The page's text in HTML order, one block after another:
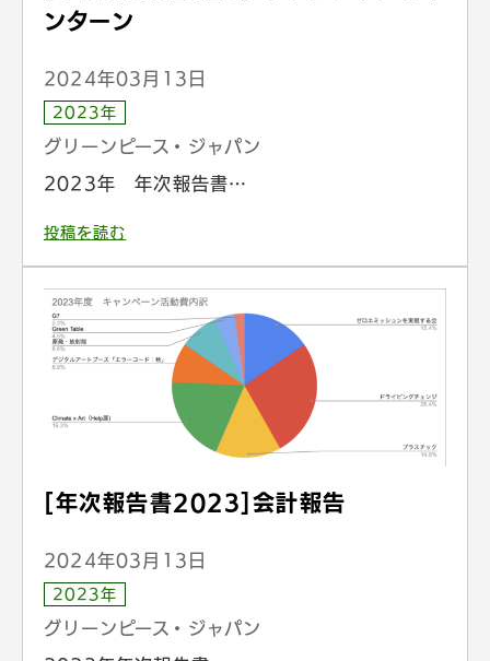
ンターン
2024年03月13日
2023年
グリーンピース・ジャパン
2023年 年次報告書…
投稿を読む
[年次報告書2023]会計報告
2024年03月13日
2023年
グリーンピース・ジャパン